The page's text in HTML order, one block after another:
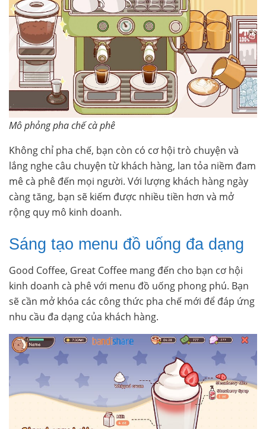
Mô phỏng pha chế cà phê
Không chỉ pha chế, bạn còn có cơ hội trò chuyện và
lắng nghe câu chuyện từ khách hàng, lan tỏa niềm đam
mê cà phê đến mọi người. Với lượng khách hàng ngày
càng tăng, bạn sẽ kiếm được nhiều tiền hơn và mở
rộng quy mô kinh doanh.
Sáng tạo menu đồ uống đa dạng
Good Coffee, Great Coffee mang đến cho bạn cơ hội
kinh doanh cà phê với menu đồ uống phong phú. Bạn
sẽ cần mở khóa các công thức pha chế mới để đáp ứng
nhu cầu đa dạng của khách hàng.